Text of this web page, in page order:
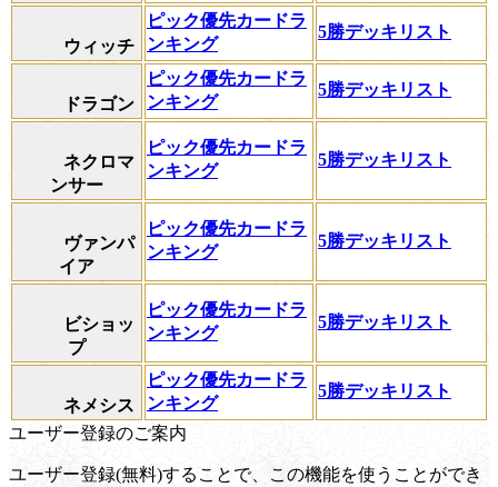
ウィッチ
ピック優先カードラ
ンキング
5勝デッキリスト
ドラゴン
ピック優先カードラ
ンキング
5勝デッキリスト
ネクロマ
ンサー
ピック優先カードラ
ンキング
5勝デッキリスト
ヴァンパ
イア
ピック優先カードラ
ンキング
5勝デッキリスト
ビショッ
プ
ピック優先カードラ
ンキング
5勝デッキリスト
ネメシス
ピック優先カードラ
ンキング
5勝デッキリスト
ユーザー登録のご案内
ユーザー登録(無料)することで、この機能を使うことができ